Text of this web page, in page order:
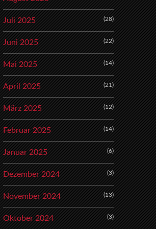
Juli 2025 (28)
Juni 2025 (22)
Mai 2025 (14)
April 2025 (21)
März 2025 (12)
Februar 2025 (14)
Januar 2025 (6)
Dezember 2024 (3)
November 2024 (13)
Oktober 2024 (3)